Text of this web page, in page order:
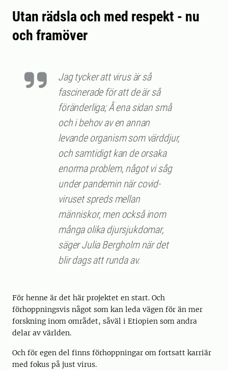
Utan rädsla och med respekt - nu
och framöver
Jag tycker att virus är så
fascinerade för att de är så
föränderliga; Å ena sidan små
och i behov av en annan
levande organism som värddjur,
och samtidigt kan de orsaka
enorma problem, något vi såg
under pandemin när covid-
viruset spreds mellan
människor, men också inom
många olika djursjukdomar,
säger Julia Bergholm när det
blir dags att runda av.
För henne är det här projektet en start. Och
förhoppningsvis något som kan leda vägen för än mer
forskning inom området, såväl i Etiopien som andra
delar av världen.
Och för egen del finns förhoppningar om fortsatt karriär
med fokus på just virus.